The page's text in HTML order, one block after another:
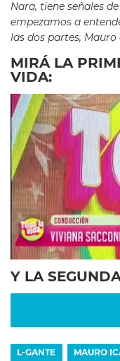
Nara, tiene señales
empezamos a
las dos partes, Mauro
MIRÁ LA
VIDA:
Y LA
L-GANTE MAURO